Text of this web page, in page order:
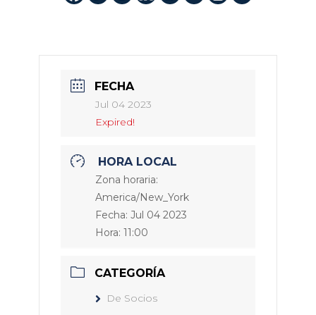
FECHA
Jul 04 2023
Expired!
HORA LOCAL
Zona horaria:
America/New_York
Fecha: Jul 04 2023
Hora: 11:00
CATEGORÍA
De Socios